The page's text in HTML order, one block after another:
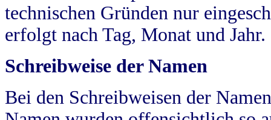
technischen Gründen nur
erfolgt nach Tag, Monat und Jahr.
Schreibweise der Namen
Bei den Schreibweisen der